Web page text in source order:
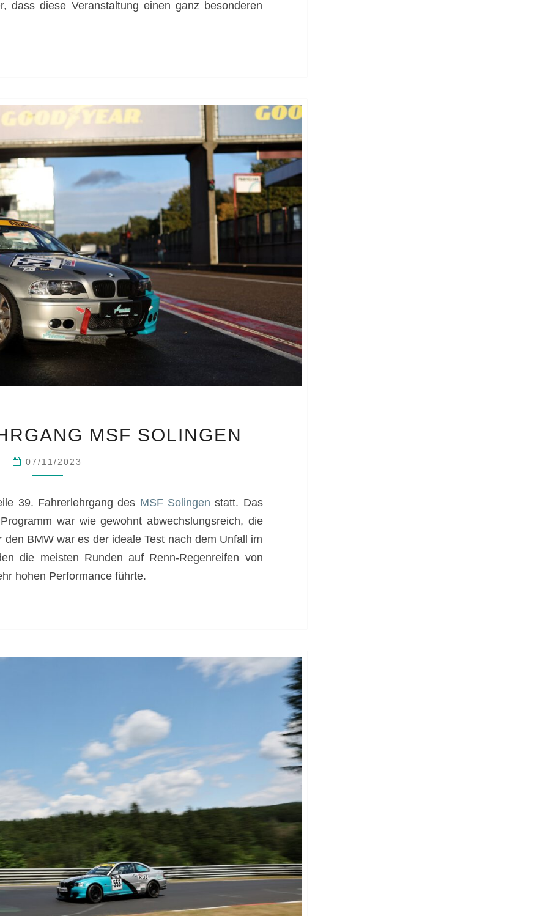
dass diese Veranstaltung einen ganz besonderen
FAHRERLEHRGANG
MSF
SOLINGEN
MSF SOLINGEN
07/11/2023
39. Fahrerlehrgang des MSF Solingen statt. Das
war wie gewohnt abwechslungsreich, die
BMW war es der ideale Test nach dem Unfall im
die meisten Runden auf Renn-Regenreifen von
hohen Performance führte.